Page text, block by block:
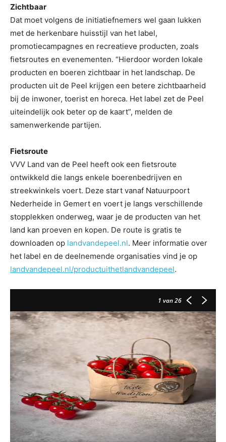
Zichtbaar
Dat moet volgens de initiatiefnemers wel gaan lukken
met de herkenbare huisstijl van het label,
promotiecampagnes en recreatieve producten, zoals
fietsroutes en evenementen. “Hierdoor worden lokale
producten en boeren zichtbaar in het landschap. De
producten uit de Peel krijgen een betere zichtbaarheid
bij de inwoner, toerist en horeca. Het label zet de Peel
uiteindelijk ook beter op de kaart”, melden de
samenwerkende partijen.
Fietsroute
VVV Land van de Peel heeft ook een fietsroute
ontwikkeld die langs enkele boerenbedrijven en
streekwinkels voert. Deze start vanaf Natuurpoort
Nederheide in Gemert en voert je langs verschillende
stopplekken onderweg, waar je de producten van het
land kan proeven en kopen. De route is gratis te
downloaden op landvandepeel.nl. Meer informatie over
het label en de deelnemende organisaties vind je op
landvandepeel.nl/productuithetlandvandepeel.
1 van 26